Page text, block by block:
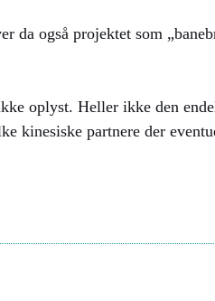
også projektet som
oplyst. Heller ikke den
kinesiske partnere der